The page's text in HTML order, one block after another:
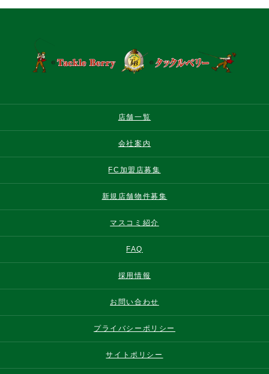
店舗一覧
会社案内
FC加盟店募集
新規店舗物件募集
マスコミ紹介
FAQ
採用情報
お問い合わせ
プライバシーポリシー
サイトポリシー